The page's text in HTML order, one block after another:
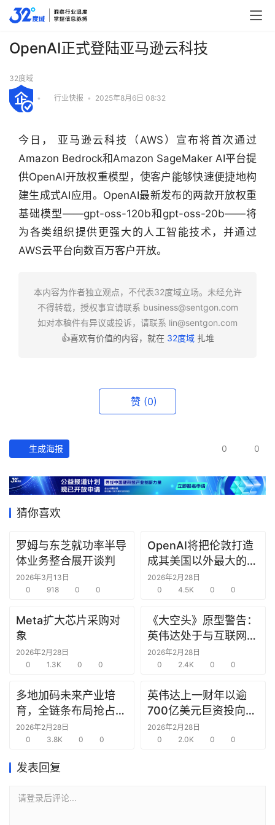
行
产
经
数
研
选
创
投
商
机
圈
OpenAI正式登陆亚马逊云科技
32度域
• 行业快报 • 2025年8月6日 08:32
今日， 亚马逊云科技（AWS）宣布将首次通过
Amazon Bedrock和Amazon SageMaker AI平台提
供OpenAI开放权重模型，使客户能够快速便捷地构
建生成式AI应用。OpenAI最新发布的两款开放权重
基础模型——gpt-oss-120b和gpt-oss-20b——将
为各类组织提供更强大的人工智能技术，并通过
AWS云平台向数百万客户开放。
本内容为作者独立观点，不代表32度域立场。未经允许
不得转载，授权事宜请联系 business@sentgon.com
如对本稿件有异议或投诉，请联系 lin@sentgon.com
👍喜欢有价值的内容，就在 32度域扎堆
赞 (0)
生成海报 0 0
猜你喜欢
罗姆与东芝就功率半导
体业务整合展开谈判
2026年3月13日
0
918 0 0
OpenAI将把伦敦打造
成其美国以外最大的研
究中心
2026年2月28日
0
4.5K 0 0
Meta扩大芯片采购对
象
2026年2月28日
0
1.3K 0 0
《大空头》原型警告：
英伟达处于与互联网泡
沫时期思科同样的“危
险境地”
2026年2月28日
0
2.4K 0 0
多地加码未来产业培
育，全链条布局抢占新
赛道先机
2026年2月28日
0
3.8K 0 0
英伟达上一财年以逾
700亿美元巨资投向合
作方，竭力巩固AI芯片
需求
2026年2月28日
0
2.0K 0 0
发表回复
请登录后评论...